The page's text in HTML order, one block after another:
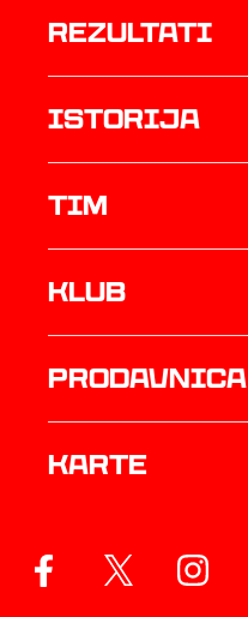
rezultati
istorija
TIM
Klub
prodavnica
Karte